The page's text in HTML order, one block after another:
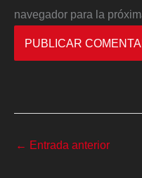
navegador para la
← Entrada anterior